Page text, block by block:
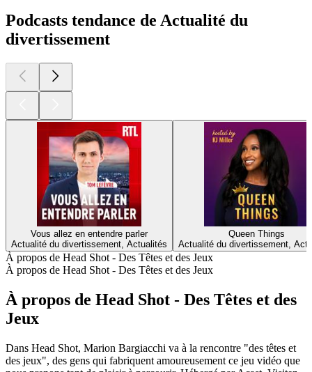
Podcasts tendance de Actualité du
divertissement
Vous allez en entendre parler
Actualité du divertissement, Actualités
Queen Things
Actualité du divertissement,
À propos de Head Shot - Des Têtes et des Jeux
À propos de Head Shot - Des Têtes et des Jeux
À propos de Head Shot - Des Têtes et des
Jeux
Dans Head Shot, Marion Bargiacchi va à la rencontre "des têtes et
des jeux", des gens qui fabriquent amoureusement ce jeu vidéo que